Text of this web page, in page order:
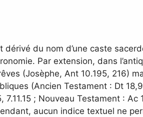
dérivé du nom d’une caste
Par extension, dans
(Josèphe, Ant 10.195, 216)
(Ancien Testament : Dt
7.11.15 ; Nouveau Testament :
aucun indice textuel ne